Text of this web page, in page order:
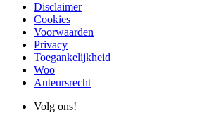
Disclaimer
Cookies
Voorwaarden
Privacy
Toegankelijkheid
Woo
Auteursrecht
Volg ons!